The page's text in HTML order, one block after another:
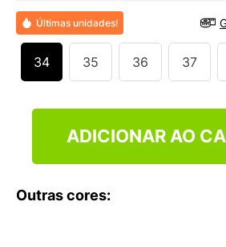
Últimas unidades!
34 35 36 37
ADICIONAR AO
Outras cores:
10º NEW BALANCE 204L